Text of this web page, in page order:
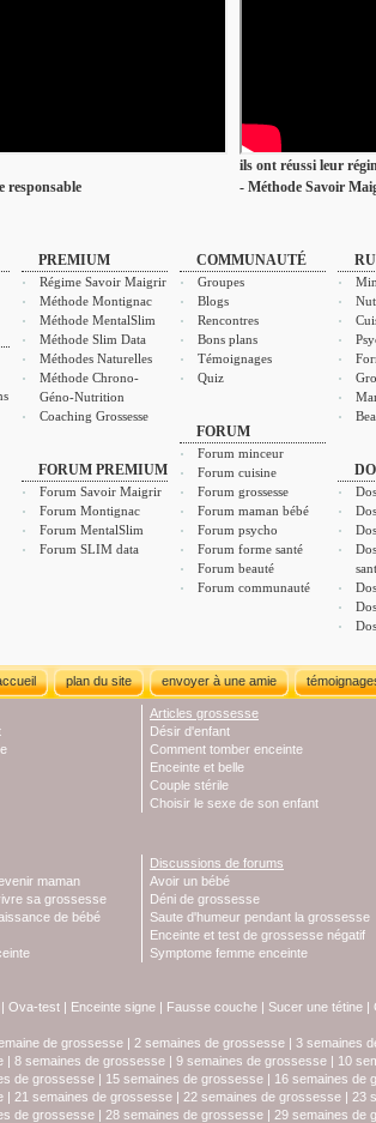
responsable
ils ont réussi leur
- Méthode Savoir
PREMIUM
Régime Savoir Maigrir
Méthode Montignac
Méthode MentalSlim
Méthode Slim Data
Méthodes Naturelles
Méthode Chrono-
Géno-Nutrition
Coaching Grossesse
FORUM PREMIUM
Forum Savoir Maigrir
Forum Montignac
Forum MentalSlim
Forum SLIM data
COMMUNAUTÉ
Groupes
Blogs
Rencontres
Bons plans
Témoignages
Quiz
FORUM
Forum minceur
Forum cuisine
Forum grossesse
Forum maman bébé
Forum psycho
Forum forme santé
Forum beauté
Forum communauté
plan du site envoyer à une amie
Articles grossesse
Désir d'enfant
Comment tomber enceinte
Enceinte et belle
Couple stérile
Choisir le sexe de son enfant
maman
sa grossesse
de bébé
Discussions de forums
Avoir un bébé
Déni de grossesse
Saute d'humeur pendant la grossesse
Enceinte et test de grossesse négatif
Symptome femme enceinte
| Ova-test | Enceinte signe | Fausse couche | Sucer une tétine |
de grossesse | 2 semaines de grossesse | 3 semaines
| 8 semaines de grossesse | 9 semaines de grossesse | 10
de grossesse | 15 semaines de grossesse | 16 semaines de
| 21 semaines de grossesse | 22 semaines de grossesse | 23
de grossesse | 28 semaines de grossesse | 29 semaines de